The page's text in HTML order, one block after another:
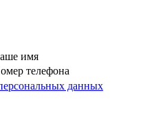
имя
телефона
данных